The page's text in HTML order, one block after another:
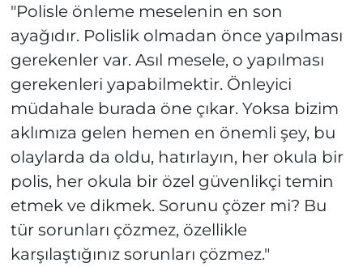
"Polisle önleme meselenin en son
ayağıdır. Polislik olmadan önce yapılması
gerekenler var. Asıl mesele, o yapılması
gerekenleri yapabilmektir. Önleyici
müdahale burada öne çıkar. Yoksa bizim
aklımıza gelen hemen en önemli şey, bu
olaylarda da oldu, hatırlayın, her okula bir
polis, her okula bir özel güvenlikçi temin
etmek ve dikmek. Sorunu çözer mi? Bu
tür sorunları çözmez, özellikle
karşılaştığınız sorunları çözmez."